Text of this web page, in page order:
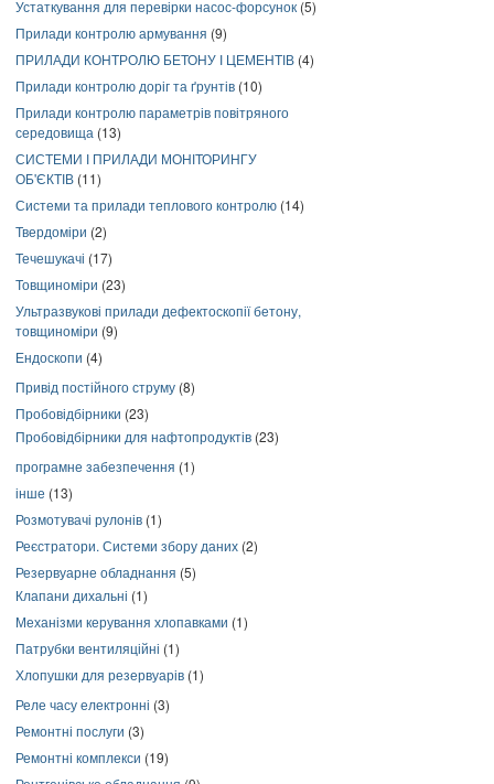
Устаткування для перевірки насос-форсунок (5)
Прилади контролю армування (9)
ПРИЛАДИ КОНТРОЛЮ БЕТОНУ І ЦЕМЕНТІВ (4)
Прилади контролю доріг та ґрунтів (10)
Прилади контролю параметрів повітряного
середовища (13)
СИСТЕМИ І ПРИЛАДИ МОНІТОРИНГУ
ОБ'ЄКТІВ (11)
Системи та прилади теплового контролю (14)
Твердоміри (2)
Течешукачі (17)
Товщиноміри (23)
Ультразвукові прилади дефектоскопії бетону,
товщиноміри (9)
Ендоскопи (4)
Привід постійного струму (8)
Пробовідбірники (23)
Пробовідбірники для нафтопродуктів (23)
програмне забезпечення (1)
інше (13)
Розмотувачі рулонів (1)
Реєстратори. Системи збору даних (2)
Резервуарне обладнання (5)
Клапани дихальні (1)
Механізми керування хлопавками (1)
Патрубки вентиляційні (1)
Хлопушки для резервуарів (1)
Реле часу електронні (3)
Ремонтні послуги (3)
Ремонтні комплекси (19)